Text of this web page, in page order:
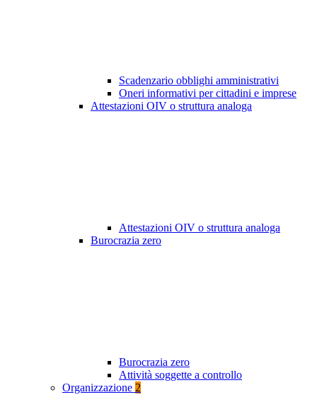
Scadenzario obblighi amministrativi
Oneri informativi per cittadini e imprese
Attestazioni OIV o struttura analoga
Attestazioni OIV o struttura analoga
Burocrazia zero
Burocrazia zero
Attività soggette a controllo
Organizzazione 2